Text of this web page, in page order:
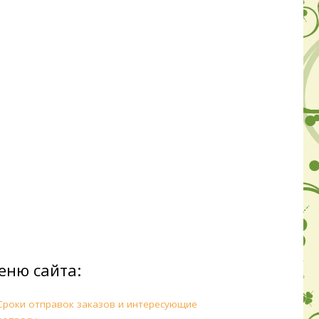
сайта:
отправок заказов и интересующие